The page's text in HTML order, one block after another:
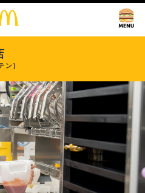
ン)